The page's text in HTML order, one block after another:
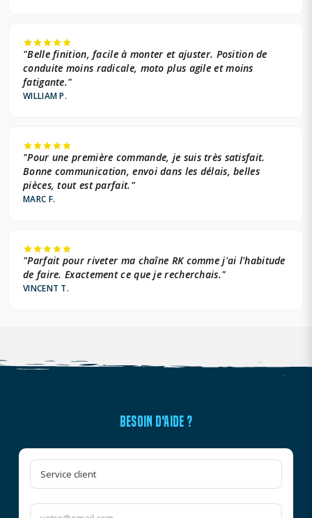
"Belle finition, facile à monter et ajuster. Position de
conduite moins radicale, moto plus agile et moins
fatigante."
WILLIAM P.
"Pour une première commande, je suis très satisfait.
Bonne communication, envoi dans les délais, belles
pièces, tout est parfait."
MARC F.
"Parfait pour riveter ma chaîne RK comme j'ai l'habitude
de faire. Exactement ce que je recherchais."
VINCENT T.
BESOIN D'AIDE ?